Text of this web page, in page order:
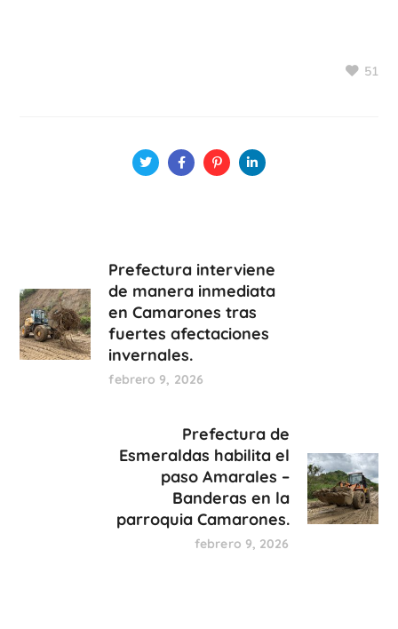
51
Prefectura interviene
de manera inmediata
en Camarones tras
fuertes afectaciones
invernales.
febrero 9, 2026
Prefectura de
Esmeraldas habilita el
paso Amarales –
Banderas en la
parroquia Camarones.
febrero 9, 2026